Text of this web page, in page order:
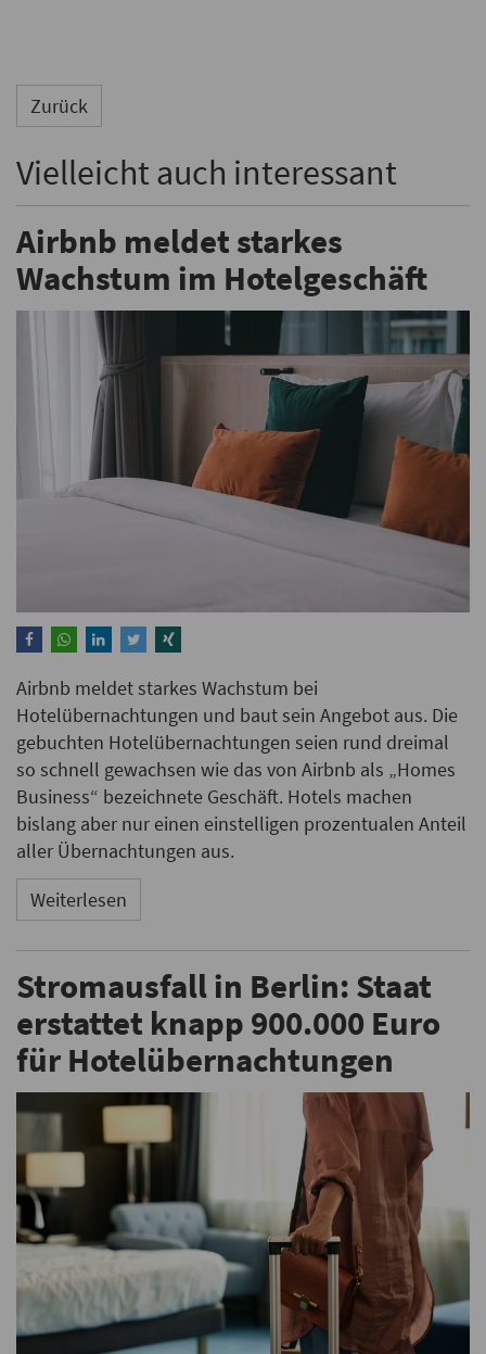
Zurück
Vielleicht auch interessant
Airbnb meldet starkes
Wachstum im Hotelgeschäft
Airbnb meldet starkes Wachstum bei
Hotelübernachtungen und baut sein Angebot aus. Die
gebuchten Hotelübernachtungen seien rund dreimal
so schnell gewachsen wie das von Airbnb als „Homes
Business“ bezeichnete Geschäft. Hotels machen
bislang aber nur einen einstelligen prozentualen Anteil
aller Übernachtungen aus.
Weiterlesen
Stromausfall in Berlin: Staat
erstattet knapp 900.000 Euro
für Hotelübernachtungen